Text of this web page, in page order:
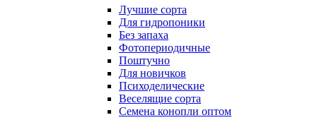
Лучшие сорта
Для гидропоники
Без запаха
Фотопериодичные
Поштучно
Для новичков
Психоделические
Веселящие сорта
Семена конопли оптом